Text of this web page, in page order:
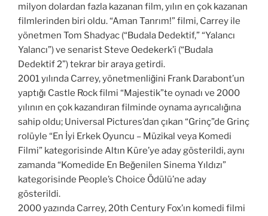
milyon dolardan fazla kazanan film, yılın en çok kazanan
filmlerinden biri oldu. “Aman Tanrım!” filmi, Carrey ile
yönetmen Tom Shadyac (“Budala Dedektif,” “Yalancı
Yalancı”) ve senarist Steve Oedekerk’i (“Budala
Dedektif 2”) tekrar bir araya getirdi.
2001 yılında Carrey, yönetmenliğini Frank Darabont’un
yaptığı Castle Rock filmi “Majestik”te oynadı ve 2000
yılının en çok kazandıran filminde oynama ayrıcalığına
sahip oldu; Universal Pictures’dan çıkan “Grinç”de Grinç
rolüyle “En İyi Erkek Oyuncu – Müzikal veya Komedi
Filmi” kategorisinde Altın Küre’ye aday gösterildi, aynı
zamanda “Komedide En Beğenilen Sinema Yıldızı”
kategorisinde People’s Choice Ödülü’ne aday
gösterildi.
2000 yazında Carrey, 20th Century Fox’ın komedi filmi